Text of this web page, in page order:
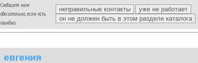
Сообщите нам
обязательно, если есть
ошибка:
евгения